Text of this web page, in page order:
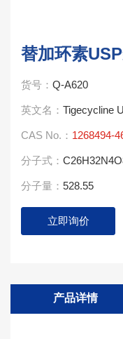
替加环素
货号： Q-A620
英文名： Tigecycline
CAS No.： 1268494-
分子式：
分子量： 528.55
立即询价
产品详情